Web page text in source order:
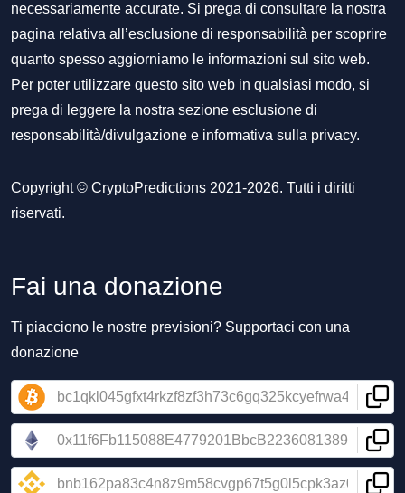
necessariamente accurate. Si prega di consultare la nostra
pagina relativa all’esclusione di responsabilità per scoprire
quanto spesso aggiorniamo le informazioni sul sito web.
Per poter utilizzare questo sito web in qualsiasi modo, si
prega di leggere la nostra sezione esclusione di
responsabilità/divulgazione e informativa sulla privacy.
Copyright © CryptoPredictions 2021-2026. Tutti i diritti
riservati.
Fai una donazione
Ti piacciono le nostre previsioni? Supportaci con una
donazione